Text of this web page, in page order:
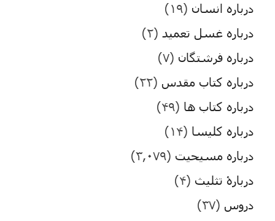
درباره انسان (۱۹)
درباره غسل تعمید (۲)
درباره فرشتگان (۷)
درباره کتاب مقدس (۲۲)
درباره کتاب ها (۴۹)
درباره کلیسا (۱۴)
درباره مسیحیت (۳,۰۷۹)
دربارۀ تثلیث (۴)
دروس (۳۷)